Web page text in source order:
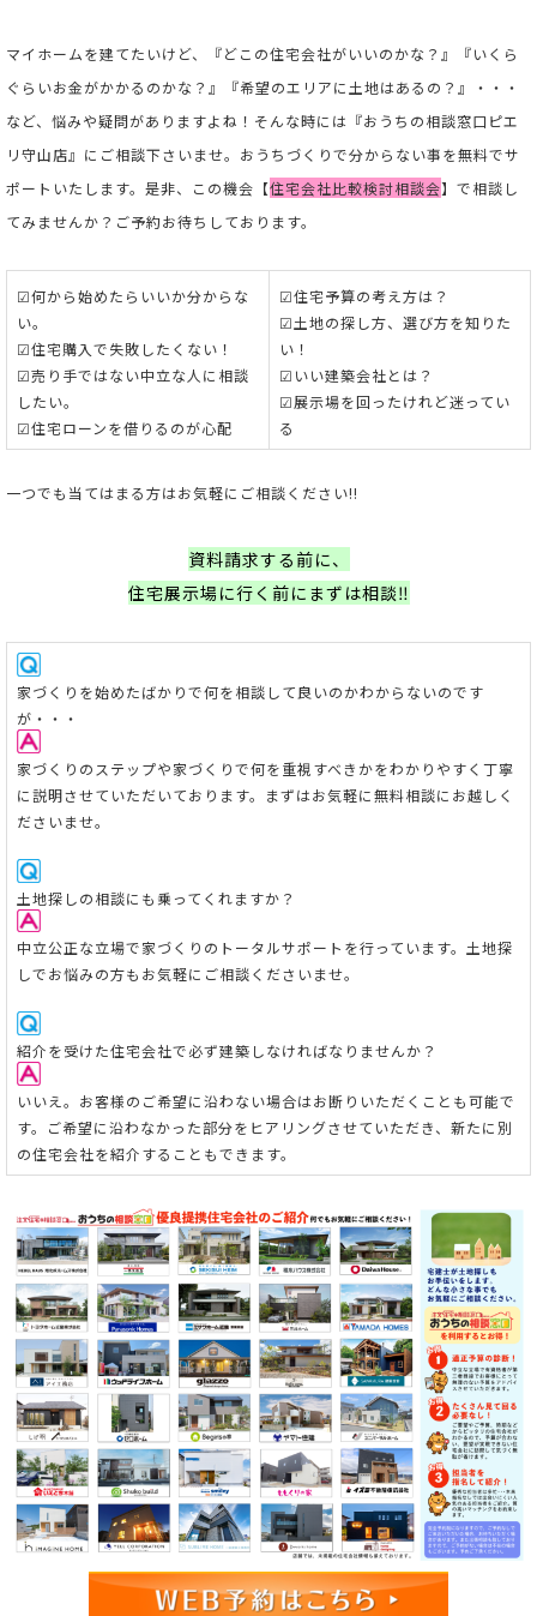
マイホームを建てたいけど、『どこの住宅会社がいいのかな？』『いくら
ぐらいお金がかかるのかな？』『希望のエリアに土地はあるの？』・・・
など、悩みや疑問がありますよね！そんな時には『おうちの相談窓口ピエ
リ守山店』にご相談下さいませ。おうちづくりで分からない事を無料でサ
ポートいたします。是非、この機会【住宅会社比較検討相談会】で相談し
てみませんか？ご予約お待ちしております。
☑何から始めたらいいか分からな
い。
☑住宅購入で失敗したくない！
☑売り手ではない中立な人に相談
したい。
☑住宅ローンを借りるのが心配
☑住宅予算の考え方は？
☑土地の探し方、選び方を知りた
い！
☑いい建築会社とは？
☑展示場を回ったけれど迷ってい
る
一つでも当てはまる方はお気軽にご相談ください!!
資料請求する前に、
住宅展示場に行く前にまずは相談‼
家づくりを始めたばかりで何を相談して良いのかわからないのです
が・・・
家づくりのステップや家づくりで何を重視すべきかをわかりやすく丁寧
に説明させていただいております。まずはお気軽に無料相談にお越しく
ださいませ。
土地探しの相談にも乗ってくれますか？
中立公正な立場で家づくりのトータルサポートを行っています。 土地探
しでお悩みの方もお気軽にご相談くださいませ。
紹介を受けた住宅会社で必ず建築しなければなりませんか？
いいえ。お客様のご希望に沿わない場合はお断りいただくことも可能で
す。ご希望に沿わなかった部分をヒアリングさせていただき、新たに別
の住宅会社を紹介することもできます。